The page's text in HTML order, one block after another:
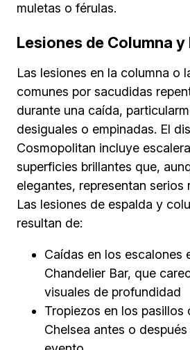
muletas o férulas.
Lesiones de Columna y
Las lesiones en la columna o
comunes por sacudidas
durante una caída,
desiguales o empinadas. El
Cosmopolitan incluye
superficies brillantes que,
elegantes, representan serios
Las lesiones de espalda y
resultan de:
Caídas en los escalones
Chandelier Bar, que
visuales de profundidad
Tropiezos en los pasillos
Chelsea antes o